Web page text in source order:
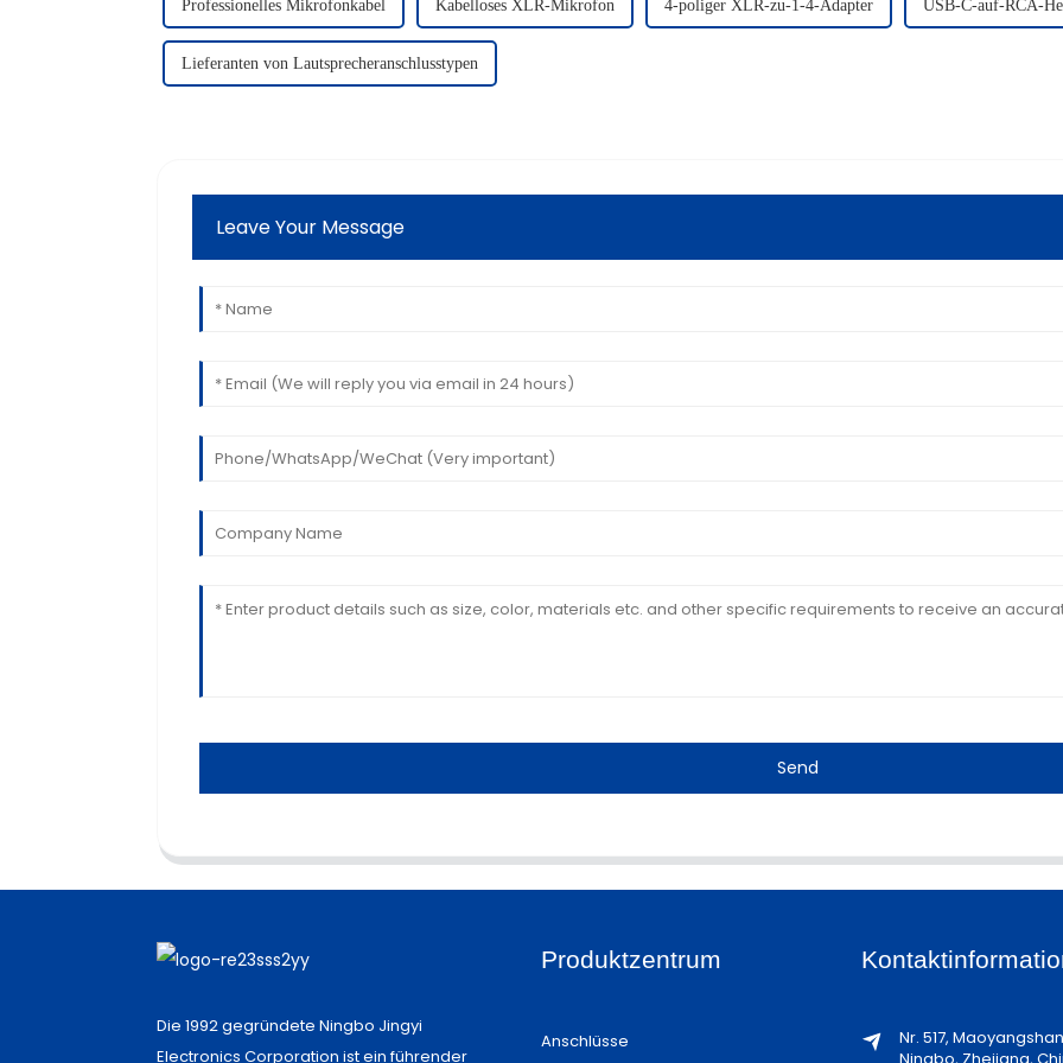
Professionelles Mikrofonkabel Kabelloses XLR-Mikrofon 4-poliger XLR-zu-1-4-Adapter USB-C-auf-RCA-
Lieferanten von Lautsprecheranschlusstypen
Leave Your Message
Send
Die 1992 gegründete Ningbo Jingyi
Electronics Corporation ist ein führender
Produktzentrum
Anschlüsse
Nr. 517,